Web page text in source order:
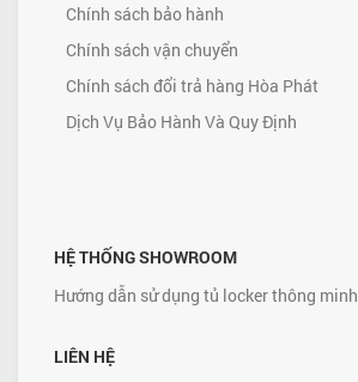
Chính sách bảo hành
Chính sách vận chuyển
Chính sách đổi trả hàng Hòa Phát
Dịch Vụ Bảo Hành Và Quy Định
HỆ THỐNG SHOWROOM
Hướng dẫn sử dụng tủ locker thông minh
LIÊN HỆ